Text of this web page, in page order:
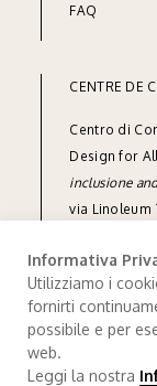
FAQ
CENTRE DE
Centro di
Design for
inclusione
via Linoleum
tel+41 91
e-mail
Informativa
Utilizziamo i
fornirti
possibile e per
web.
Leggi la nostra